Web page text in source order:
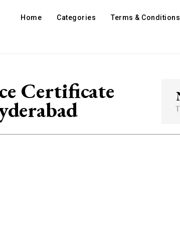
Home Categories Terms & Conditions
Certificate